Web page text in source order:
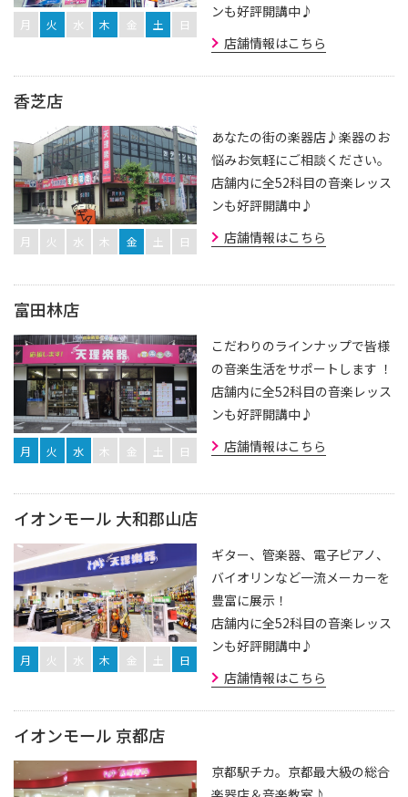
月 火 水 木 金 土 日
ンも好評開講中♪
店舗情報はこちら
香芝店
月 火 水 木 金 土 日
あなたの街の楽器店♪楽器のお
悩みお気軽にご相談ください。
店舗内に全52科目の音楽レッス
ンも好評開講中♪
店舗情報はこちら
富田林店
月 火 水 木 金 土 日
こだわりのラインナップで皆様
の音楽生活をサポートします ！
店舗内に全52科目の音楽レッス
ンも好評開講中♪
店舗情報はこちら
イオンモール 大和郡山店
月 火 水 木 金 土 日
ギター、管楽器、電子ピアノ、
バイオリンなど一流メーカーを
豊富に展示！
店舗内に全52科目の音楽レッス
ンも好評開講中♪
店舗情報はこちら
イオンモール 京都店
京都駅チカ。京都最大級の総合